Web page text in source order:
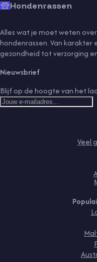
Hondenrassen
Alles wat je moet weten over
hondenrassen. Van karakter
gezondheid tot verzorging
Nieuwsbrief
Blijf op de hoogte van het
Veel